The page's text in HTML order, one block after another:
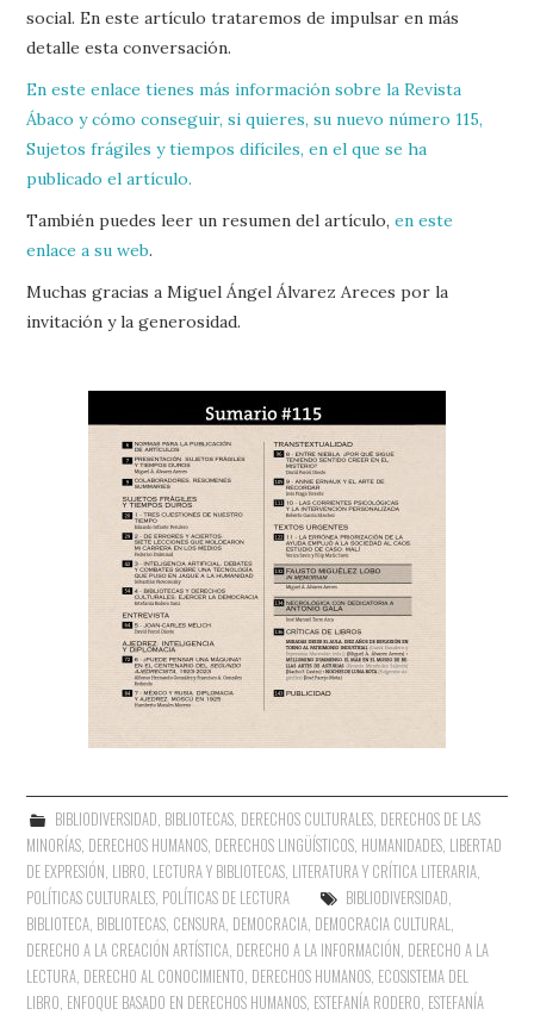
social. En este artículo trataremos de impulsar en más
detalle esta conversación.
En este enlace tienes más información sobre la Revista
Ábaco y cómo conseguir, si quieres, su nuevo número 115,
Sujetos frágiles y tiempos difíciles, en el que se ha
publicado el artículo.
También puedes leer un resumen del artículo,en este
enlace a su web.
Muchas gracias a Miguel Ángel Álvarez Areces por la
invitación y la generosidad.
BIBLIODIVERSIDAD, BIBLIOTECAS, DERECHOS CULTURALES, DERECHOS DE LAS
MINORÍAS, DERECHOS HUMANOS, DERECHOS LINGÜÍSTICOS, HUMANIDADES, LIBERTAD
DE EXPRESIÓN, LIBRO, LECTURA Y BIBLIOTECAS, LITERATURA Y CRÍTICA LITERARIA,
POLÍTICAS CULTURALES, POLÍTICAS DE LECTURA BIBLIODIVERSIDAD,
BIBLIOTECA, BIBLIOTECAS, CENSURA, DEMOCRACIA, DEMOCRACIA CULTURAL,
DERECHO A LA CREACIÓN ARTÍSTICA, DERECHO A LA INFORMACIÓN, DERECHO A LA
LECTURA, DERECHO AL CONOCIMIENTO, DERECHOS HUMANOS, ECOSISTEMA DEL
LIBRO, ENFOQUE BASADO EN DERECHOS HUMANOS, ESTEFANÍA RODERO, ESTEFANÍA